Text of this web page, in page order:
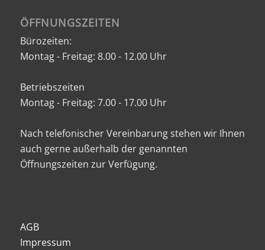
ÖFFNUNGSZEITEN
Bürozeiten:
Montag - Freitag: 8.00 - 12.00 Uhr
Betriebszeiten
Montag - Freitag: 7.00 - 17.00 Uhr
Nach telefonischer Vereinbarung stehen wir Ihnen
auch gerne außerhalb der genannten
Öffnungszeiten zur Verfügung.
AGB
Impressum